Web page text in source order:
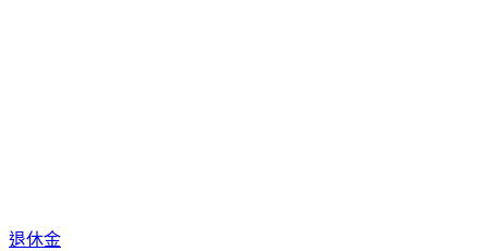
退休金